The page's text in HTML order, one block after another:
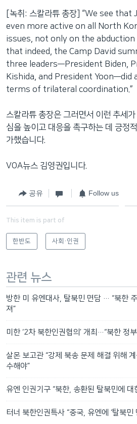
[녹취: 스칼라튜 총장] “We see
even more active on all North
issues, not only on the abduction
that indeed, the Camp David
three leaders—President Biden,
Kishida, and President Yoon—did
terms of trilateral coordination.”
스칼라튜 총장은 그러면서 이런 추세
심을 높이고 대응을 촉구하는 데 긍정
가했습니다.
VOA뉴스 김영권입니다.
공유 Follow us
This item is part of
한반도 사회·인권
관련 뉴스
방한 미 유엔대사, 탈북민 면담 … “북한
져”
미한 ‘2차 북한인권협의’ 개최…“북한 정
살몬 보고관 “강제 북송 문제 해결 위해 계
수해야”
유엔 인권기구 “북한, 송환된 탈북민에
터너 북한인권특사 “중국, 유엔에 ‘탈북민